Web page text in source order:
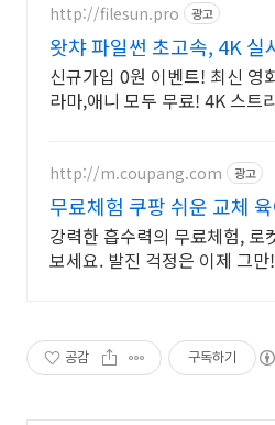
http://filesun.pro 광고
왓챠 파일썬 초고속, 4K 실
보기!
신규가입 0원 이벤트! 최신 영
라마,애니 모두 무료! 4K 스트
http://m.coupang.com 광고
무료체험 쿠팡 쉬운 교체
강력한 흡수력의 무료체험, 로
보세요. 발진 걱정은 이제 그
공감 구독하기